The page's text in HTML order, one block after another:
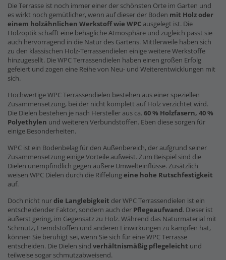
Die Terrasse ist noch immer einer der schönsten Orte im Garten und
es wirkt noch gemütlicher, wenn auf dieser der Boden mit Holz oder
einem holzähnlichen Werkstoff wie WPCausgelegt ist. Die
Holzoptik schafft eine behagliche Atmosphäre und zugleich passt sie
auch hervorragend in die Natur des Gartens. Mittlerweile haben sich
zu den klassischen Holz-Terrassendielen einige weitere Werkstoffe
hinzugesellt. Die WPC Terrassendielen haben einen großen Erfolg
gefeiert und zogen eine Reihe von Neu- und Weiterentwicklungen mit
sich.
Hochwertige WPC Terrassendielen bestehen aus einer speziellen
Zusammensetzung, bei der nicht komplett auf Holz verzichtet wird.
Die Dielen bestehen je nach Hersteller aus ca. 60 % Holzfasern, 40 %
Polyethylen und weiteren Verbundstoffen. Eben diese sorgen für
einige Besonderheiten.
WPC ist ein Bodenbelag für den Außenbereich, der aufgrund seiner
Zusammensetzung einige Vorteile aufweist. Zum Beispiel sind die
Dielen unempfindlich gegen äußere Umwelteinflüsse. Zusätzlich
weisen WPC Dielen durch die Riffelungeine hohe Rutschfestigkeit
auf.
Doch nicht nurdie Langlebigkeit der WPC Terrassendielen ist ein
entscheidender Faktor, sondern auch der Pflegeaufwand. Dieser ist
äußerst gering, im Gegensatz zu Holz. Während das Naturmaterial mit
Schmutz, Fremdstoffen und anderen Einwirkungen zu kämpfen hat,
können Sie beruhigt sei, wenn Sie sich für eine WPC Terrasse
entscheiden. Die Dielen sind verhältnismäßig pflegeleicht und
teilweise sogar schmutzabweisend.